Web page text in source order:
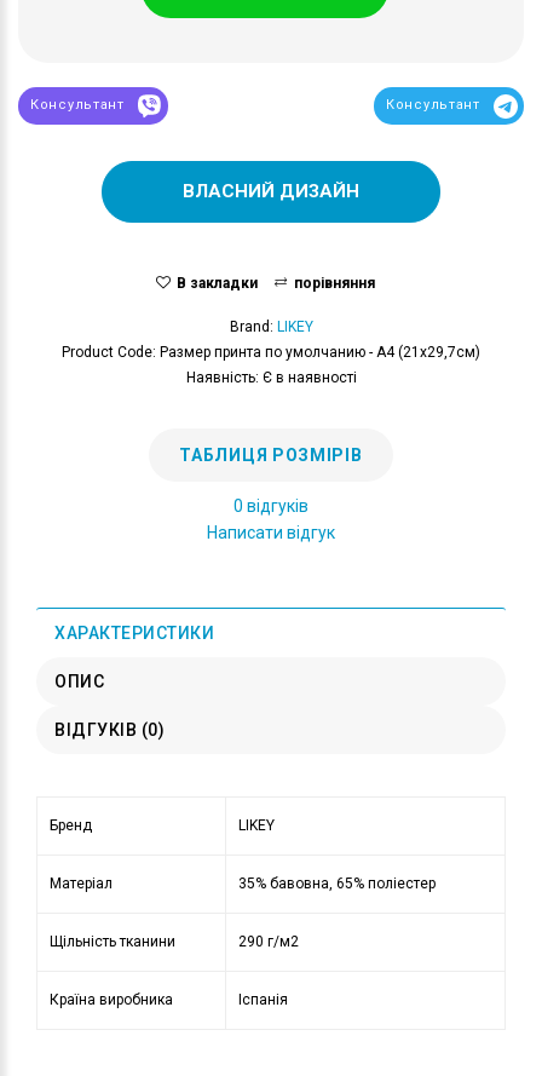
Консультант Консультант
ВЛАСНИЙ ДИЗАЙН
В закладки порівняння
Brand: LIKEY
Product Code: Размер принта по умолчанию - А4 (21x29,7см)
Наявність: Є в наявності
ТАБЛИЦЯ РОЗМІРІВ
0 відгуків
Написати відгук
ХАРАКТЕРИСТИКИ
ОПИС
ВІДГУКІВ (0)
Бренд LIKEY
Матеріал 35% бавовна, 65% поліестер
Щільність тканини 290 г/м2
Країна виробника Іспанія